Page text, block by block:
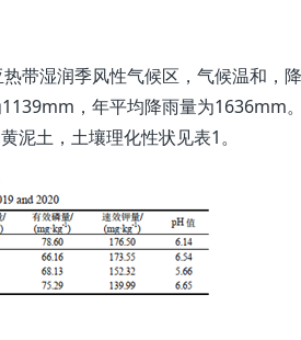
带湿润季风性气候区，气候温和，
，年平均降雨量为1636mm
土，土壤理化性状见表1。